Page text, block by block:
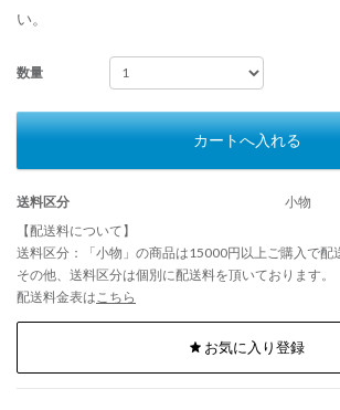
い。
数量
カートへ入れる
送料区分
小物
【配送料について】
送料区分：「小物」の商品は15000円以上ご購入で配
その他、送料区分は個別に配送料を頂いております。
配送料金表は こちら
お気に入り登録